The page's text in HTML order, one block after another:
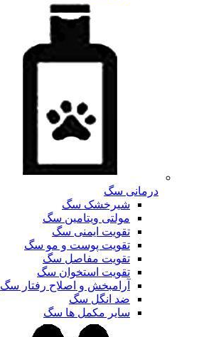
درمانی سگ
شیرخشک سگ
مولتی ویتامین سگ
تقویت ایمنی سگ
تقویت پوست و مو سگ
تقویت مفاصل سگ
تقویت استخوان سگ
آرامبخش و اصلاح رفتار سگ
ضد انگل سگ
سایر مکمل ها سگ